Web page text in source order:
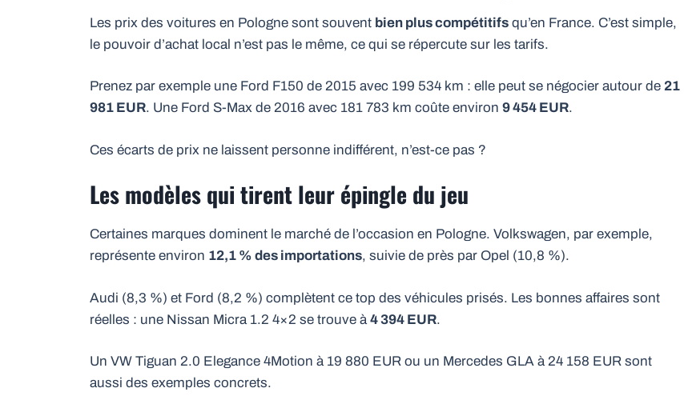
Les prix des voitures en Pologne sont souvent bien plus compétitifs qu’en France. C’est simple,
le pouvoir d’achat local n’est pas le même, ce qui se répercute sur les tarifs.
Prenez par exemple une Ford F150 de 2015 avec 199 534 km : elle peut se négocier autour de 21
981 EUR. Une Ford S-Max de 2016 avec 181 783 km coûte environ 9 454 EUR.
Ces écarts de prix ne laissent personne indifférent, n’est-ce pas ?
Les modèles qui tirent leur épingle du jeu
Certaines marques dominent le marché de l’occasion en Pologne. Volkswagen, par exemple,
représente environ 12,1 % des importations, suivie de près par Opel (10,8 %).
Audi (8,3 %) et Ford (8,2 %) complètent ce top des véhicules prisés. Les bonnes affaires sont
réelles : une Nissan Micra 1.2 4×2 se trouve à 4 394 EUR.
Un VW Tiguan 2.0 Elegance 4Motion à 19 880 EUR ou un Mercedes GLA à 24 158 EUR sont
aussi des exemples concrets.